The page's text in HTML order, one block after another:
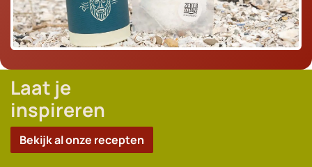
Laat je
inspireren
Bekijk al onze recepten